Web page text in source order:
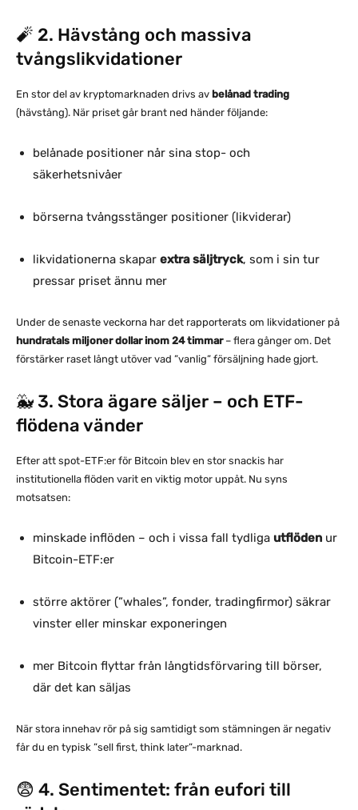
🧨 2. Hävstång och massiva
tvångslikvidationer
En stor del av kryptomarknaden drivs av belånad trading
(hävstång). När priset går brant ned händer följande:
belånade positioner når sina stop- och
säkerhetsnivåer
börserna tvångsstänger positioner (likviderar)
likvidationerna skapar extra säljtryck, som i sin tur
pressar priset ännu mer
Under de senaste veckorna har det rapporterats om likvidationer på
hundratals miljoner dollar inom 24 timmar– flera gånger om. Det
förstärker raset långt utöver vad ”vanlig” försäljning hade gjort.
🐳 3. Stora ägare säljer – och ETF-
flödena vänder
Efter att spot-ETF:er för Bitcoin blev en stor snackis har
institutionella flöden varit en viktig motor uppåt. Nu syns
motsatsen:
minskade inflöden – och i vissa fall tydliga utflöden ur
Bitcoin-ETF:er
större aktörer (”whales”, fonder, tradingfirmor) säkrar
vinster eller minskar exponeringen
mer Bitcoin flyttar från långtidsförvaring till börser,
där det kan säljas
När stora innehav rör på sig samtidigt som stämningen är negativ
får du en typisk ”sell first, think later”-marknad.
😨 4. Sentimentet: från eufori till